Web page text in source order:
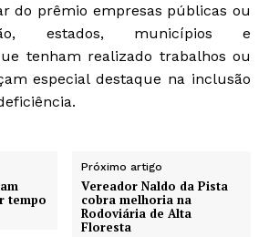
do prêmio empresas públicas ou
estados, municípios e
tenham realizado trabalhos ou
especial destaque na inclusão
tempo
Próximo artigo
Vereador Naldo da Pista
cobra melhoria na
Rodoviária de Alta
Floresta